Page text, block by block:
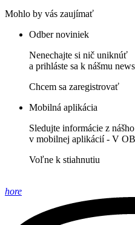
Mohlo by vás zaujímať
Odber noviniek
Nenechajte si nič uniknúť
a prihláste sa k nášmu
Chcem sa zaregistrovať
Mobilná aplikácia
Sledujte informácie z
v mobilnej aplikácií - V
Voľne k stiahnutiu
hore